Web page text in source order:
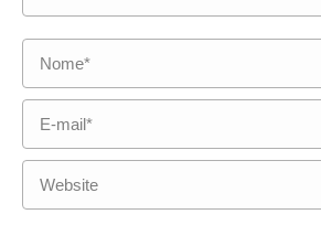
Nome *
E-mail *
Website